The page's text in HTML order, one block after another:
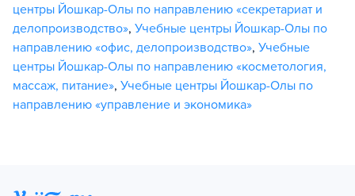
центры Йошкар-Олы по направлению «секретариат и
делопроизводство», Учебные центры Йошкар-Олы по
направлению «офис, делопроизводство», Учебные
центры Йошкар-Олы по направлению «косметология,
массаж, питание», Учебные центры Йошкар-Олы по
направлению «управление и экономика»